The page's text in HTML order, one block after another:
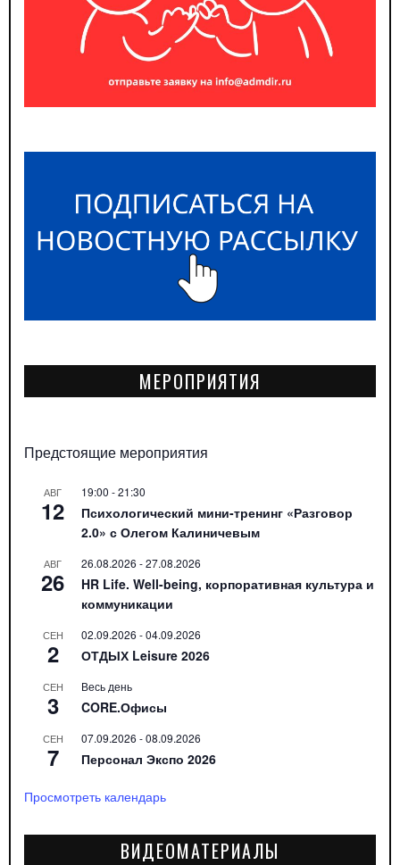
МЕРОПРИЯТИЯ
Предстоящие мероприятия
АВГ
12
19:00 -21:30
Психологический мини-тренинг «Разговор
2.0» с Олегом Калиничевым
АВГ
26
26.08.2026 -27.08.2026
HR Life. Well-being, корпоративная культура и
коммуникации
СЕН
2
02.09.2026 -04.09.2026
ОТДЫХ Leisure 2026
СЕН
3
Весь день
CORE.Офисы
СЕН
7
07.09.2026 -08.09.2026
Персонал Экспо 2026
Просмотреть календарь
ВИДЕОМАТЕРИАЛЫ